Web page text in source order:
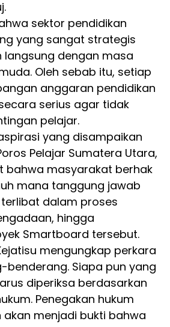
sektor pendidikan
yang sangat strategis
langsung dengan masa
Oleh sebab itu, setiap
anggaran pendidikan
serius agar tidak
pelajar.
yang disampaikan
Pelajar Sumatera Utara,
bahwa masyarakat berhak
mana tanggung jawab
dalam proses
hingga
Smartboard tersebut.
mengungkap perkara
benderang. Siapa pun yang
diperiksa berdasarkan
Penegakan hukum
menjadi bukti bahwa